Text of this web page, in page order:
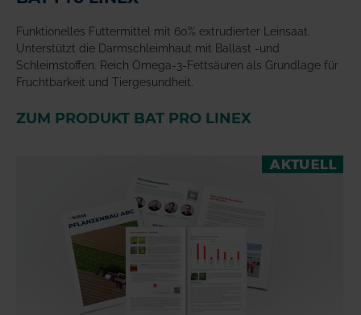
Funktionelles Futtermittel mit 60% extrudierter Leinsaat.
Unterstützt die Darmschleimhaut mit Ballast -und
Schleimstoffen. Reich Omega-3-Fettsäuren als Grundlage für
Fruchtbarkeit und Tiergesundheit.
ZUM PRODUKT BAT PRO LINEX